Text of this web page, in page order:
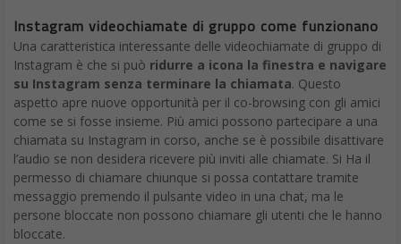
Instagram videochiamate di gruppo come funzionano
Una caratteristica interessante delle videochiamate di gruppo di
Instagram è che si può ridurre a icona la finestra e navigare
su Instagram senza terminare la chiamata. Questo
aspetto apre nuove opportunità per il co-browsing con gli amici
come se si fosse insieme. Più amici possono partecipare a una
chiamata su Instagram in corso, anche se è possibile disattivare
l’audio se non desidera ricevere più inviti alle chiamate. Si Ha il
permesso di chiamare chiunque si possa contattare tramite
messaggio premendo il pulsante video in una chat, ma le
persone bloccate non possono chiamare gli utenti che le hanno
bloccate.